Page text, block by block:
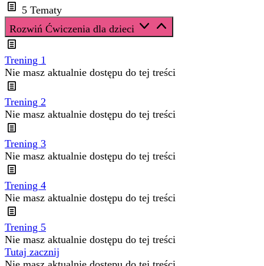
5 Tematy
Rozwiń Ćwiczenia dla dzieci
Trening 1
Nie masz aktualnie dostępu do tej treści
Trening 2
Nie masz aktualnie dostępu do tej treści
Trening 3
Nie masz aktualnie dostępu do tej treści
Trening 4
Nie masz aktualnie dostępu do tej treści
Trening 5
Nie masz aktualnie dostępu do tej treści
Tutaj zacznij